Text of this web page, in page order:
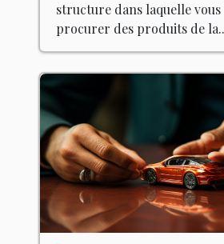
structure dans laquelle vous
procurer des produits de